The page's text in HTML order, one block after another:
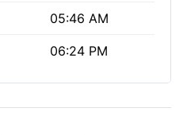
05:46 AM
06:24 PM